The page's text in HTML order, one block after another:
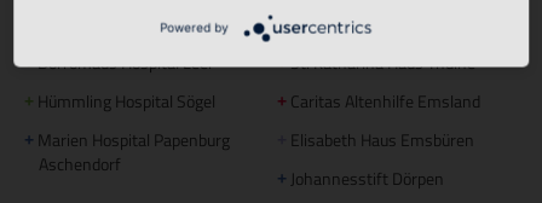
Bonifatius Hospital Lingen
+Borromäus Hospital Leer
+ Hümmling Hospital Sögel
+ Marien Hospital Papenburg
Aschendorf
+Maria Anna Haus Lengerich
+St. Katharina Haus Thuine
+ Caritas Altenhilfe Emsland
Elisabeth Haus Emsbüren
+ Johannesstift Dörpen
Powered by